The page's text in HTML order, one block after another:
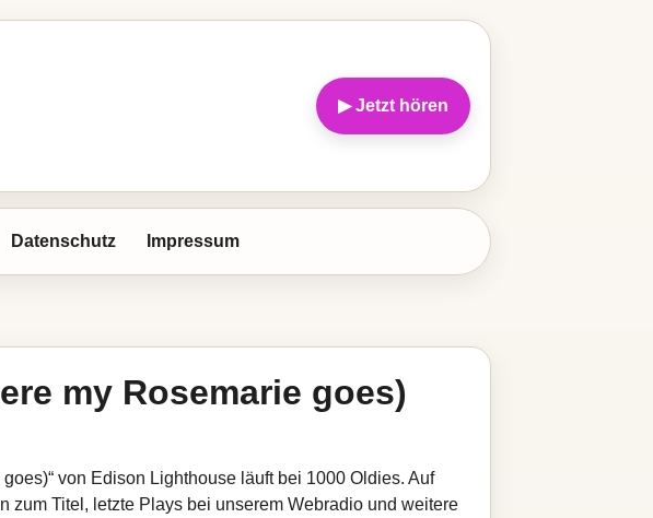
▶ Jetzt hören
Datenschutz Impressum
my Rosemarie goes)
von Edison Lighthouse läuft bei 1000 Oldies. Auf
zum Titel, letzte Plays bei unserem Webradio und weitere